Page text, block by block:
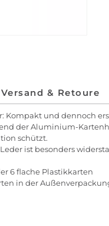
Versand & Retoure
Kompakt und dennoch
der Aluminium-
schützt.
ist besonders
6 flache Plastikkarten
in der